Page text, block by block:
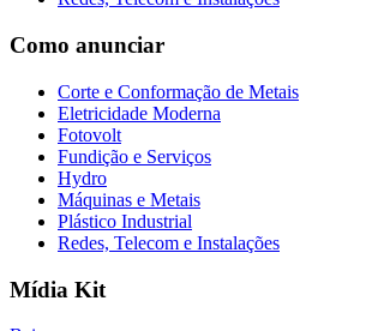
Como anunciar
Corte e Conformação de Metais
Eletricidade Moderna
Fotovolt
Fundição e Serviços
Hydro
Máquinas e Metais
Plástico Industrial
Redes, Telecom e Instalações
Mídia Kit